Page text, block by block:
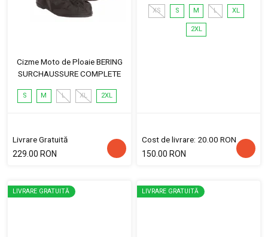
Cizme Moto de Ploaie BERING
SURCHAUSSURE COMPLETE
S M L XL 2XL
Livrare Gratuită
229.00 RON
XS S M L XL
2XL
Cost de livrare: 20.00 RON
150.00 RON
LIVRARE GRATUITĂ LIVRARE GRATUITĂ